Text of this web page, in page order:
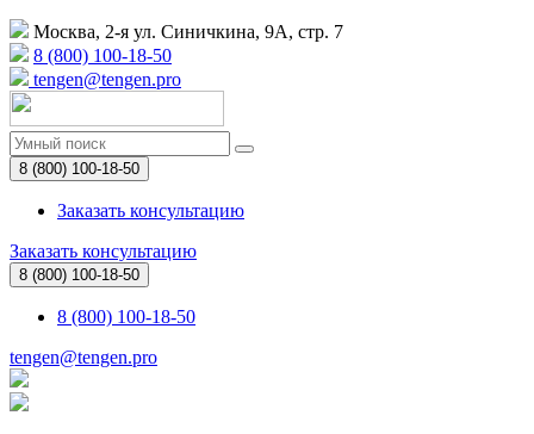
Москва, 2-я ул. Синичкина, 9А, стр. 7
8 (800) 100-18-50
tengen@tengen.pro
8 (800) 100-18-50
Заказать консультацию
Заказать консультацию
8 (800) 100-18-50
8 (800) 100-18-50
tengen@tengen.pro